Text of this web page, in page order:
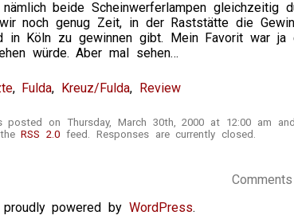
beide Scheinwerferlampen
noch genug Zeit, in der Raststätte die
in Köln zu gewinnen gibt. Mein Favorit war
würde. Aber mal sehen…
, Fulda, Kreuz/Fulda, Review
posted on Thursday, March 30th, 2000 at 12:00 am
theRSS 2.0 feed. Responses are currently closed.
powered by WordPress.